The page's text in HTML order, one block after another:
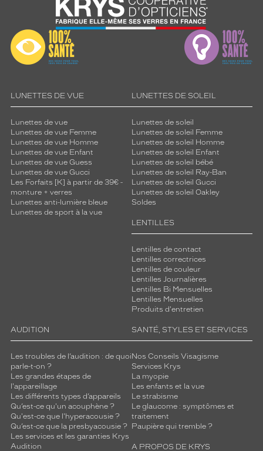
LUNETTES DE VUE
Lunettes de vue
Lunettes de vue Femme
Lunettes de vue Homme
Lunettes de vue Enfant
Lunettes de vue Guess
Lunettes de vue Gucci
Les Forfaits [K] à partir de 39€ -
monture + verres
Lunettes anti-lumière bleue
Lunettes de sport à la vue
LUNETTES DE SOLEIL
Lunettes de soleil
Lunettes de soleil Femme
Lunettes de soleil Homme
Lunettes de soleil Enfant
Lunettes de soleil bébé
Lunettes de soleil Ray-Ban
Lunettes de soleil Gucci
Lunettes de soleil Oakley
Soldes
LENTILLES
Lentilles de contact
Lentilles correctrices
Lentilles de couleur
Lentilles Journalières
Lentilles Bi Mensuelles
Lentilles Mensuelles
Produits d'entretien
AUDITION
Les troubles de l’audition : de quoi
parle-t-on ?
Les grandes étapes de
l'appareillage
Les différents types d’appareils
Qu’est-ce qu'un acouphène ?
Qu'est-ce que l'hyperacousie ?
Qu’est-ce que la presbyacousie ?
Les services et les garanties Krys
Audition
SANTÉ, STYLES ET SERVICES
Nos Conseils Visagisme
Services Krys
La myopie
Les enfants et la vue
Le strabisme
Le glaucome : symptômes et
traitement
Paupière qui tremble ?
A PROPOS DE KRYS